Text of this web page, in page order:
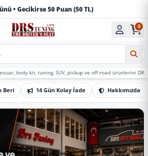
en büyük oto aksesuar ve tuning
0
tuning, SUV, pickup ve off-road ürünlerini DRS Tuning’de
Beri 14 Gün Kolay İade Hakkımızda